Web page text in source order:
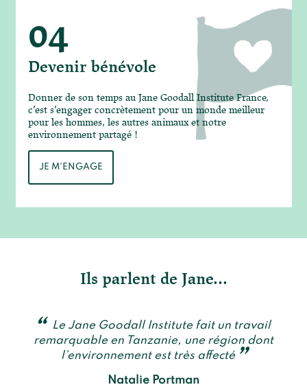
04
Devenir bénévole
Donner de son temps au Jane Goodall Institute France,
c’est s’engager concrètement pour un monde meilleur
pour les hommes, les autres animaux et notre
environnement partagé !
JE M'ENGAGE
Ils parlent de Jane...
Le Jane Goodall Institute fait un travail
remarquable en Tanzanie, une région dont
l’environnement est très affecté
Natalie Portman